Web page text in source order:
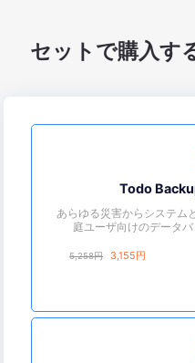
セットで購入す
Todo
あらゆる災害からシステム
庭ユーザ向けのデータ
5,258円 3,155円